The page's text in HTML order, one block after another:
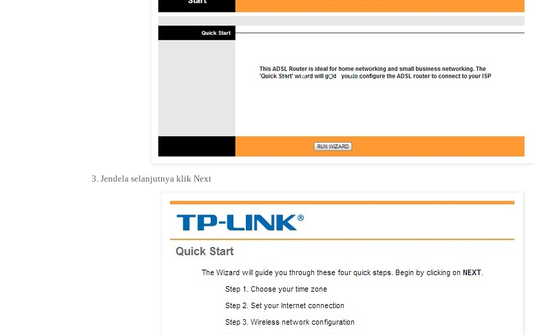
3. Jendela selanjutnya klik Next